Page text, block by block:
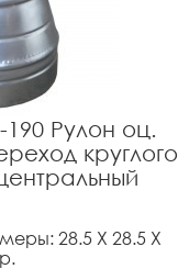
Рулон оц.
круглого
28.5 X 28.5 X